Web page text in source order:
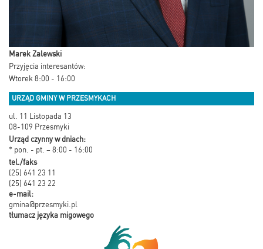
Marek Zalewski
Przyjęcia interesantów:
Wtorek 8:00 - 16:00
URZĄD GMINY W PRZESMYKACH
ul. 11 Listopada 13
08-109 Przesmyki
Urząd czynny w dniach:
* pon. - pt. – 8:00 - 16:00
tel./faks
(25) 641 23 11
(25) 641 23 22
e-mail:
gmina@przesmyki.pl
tłumacz języka migowego